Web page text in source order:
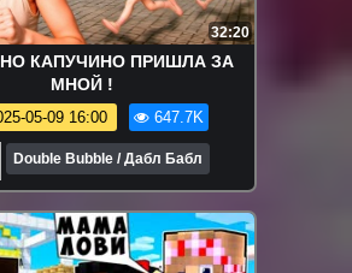
32:20
КАПУЧИНО ПРИШЛА ЗА
МНОЙ !
05-09 16:00 647.7K
Double Bubble / Дабл Бабл